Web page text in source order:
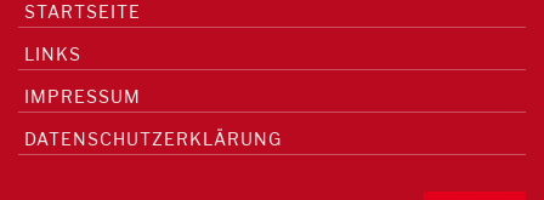
STARTSEITE
LINKS
IMPRESSUM
DATENSCHUTZERKLÄRUNG